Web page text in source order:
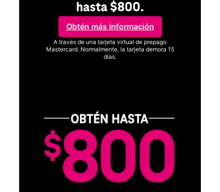
hasta $800.
Obtén más información
A través de una tarjeta virtual de prepago
Mastercard. Normalmente, la tarjeta demora 15
días.